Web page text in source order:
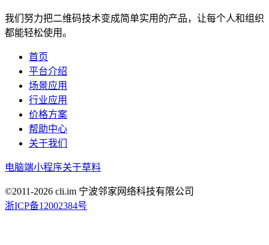
我们努力把二维码技术变成简单实用的产品，让每个人和组织
都能轻松使用。
首页
平台介绍
场景应用
行业应用
价格方案
帮助中心
关于我们
电脑端小程序关于草料
©2011-2026 cli.im 宁波邻家网络科技有限公司
浙ICP备12002384号